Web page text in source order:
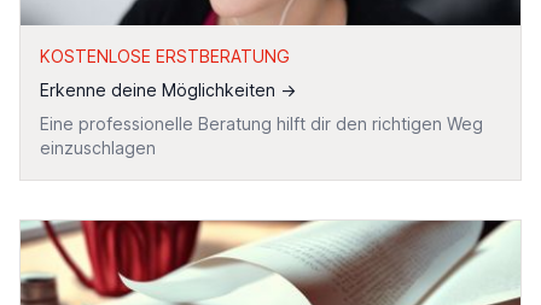
KOSTENLOSE ERSTBERATUNG
Erkenne deine Möglichkeiten →
Eine professionelle Beratung hilft dir den richtigen Weg
einzuschlagen